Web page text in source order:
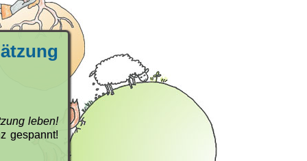
leben!
gespannt!